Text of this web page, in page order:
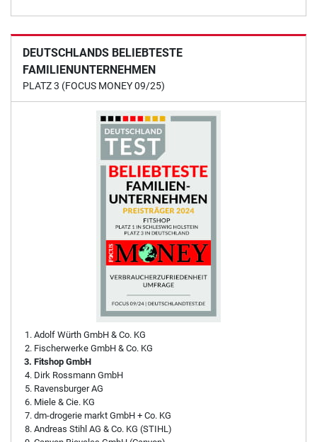
DEUTSCHLANDS BELIEBTESTE
FAMILIENUNTERNEHMEN
PLATZ 3 (FOCUS MONEY 09/25)
Adolf Würth GmbH & Co. KG
Fischerwerke GmbH & Co. KG
Fitshop GmbH
Dirk Rossmann GmbH
Ravensburger AG
Miele & Cie. KG
dm-drogerie markt GmbH + Co. KG
Andreas Stihl AG & Co. KG (STIHL)